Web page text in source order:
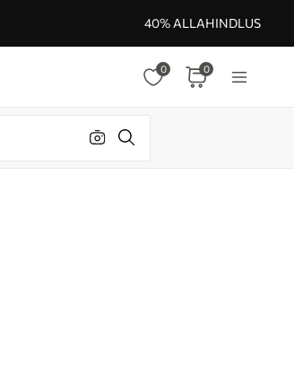
40% ALLAHINDLUS
0 0